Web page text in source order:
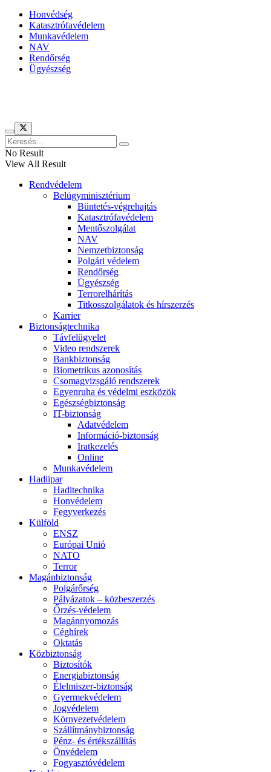
Honvédség
Katasztrófavédelem
Munkavédelem
NAV
Rendőrség
Ügyészség
No Result
View All Result
Rendvédelem
Belügyminisztérium
Büntetés-végrehajtás
Katasztrófavédelem
Mentőszolgálat
NAV
Nemzetbiztonság
Polgári védelem
Rendőrség
Ügyészség
Terrorelhárítás
Titkosszolgálatok és hírszerzés
Karrier
Biztonságtechnika
Távfelügyelet
Video rendszerek
Bankbiztonság
Biometrikus azonosítás
Csomagvizsgáló rendszerek
Egyenruha és védelmi eszközök
Egészségbiztonság
IT-biztonság
Adatvédelem
Információ-biztonság
Iratkezelés
Online
Munkavédelem
Hadiipar
Haditechnika
Honvédelem
Fegyverkezés
Külföld
ENSZ
Európai Unió
NATO
Terror
Magánbiztonság
Polgárőrség
Pályázatok – közbeszerzés
Őrzés-védelem
Magánnyomozás
Céghírek
Oktatás
Közbiztonság
Biztosítók
Energiabiztonság
Élelmiszer-biztonság
Gyermekvédelem
Jogvédelem
Környezetvédelem
Szállítmánybiztonság
Pénz- és értékszállítás
Önvédelem
Fogyasztóvédelem